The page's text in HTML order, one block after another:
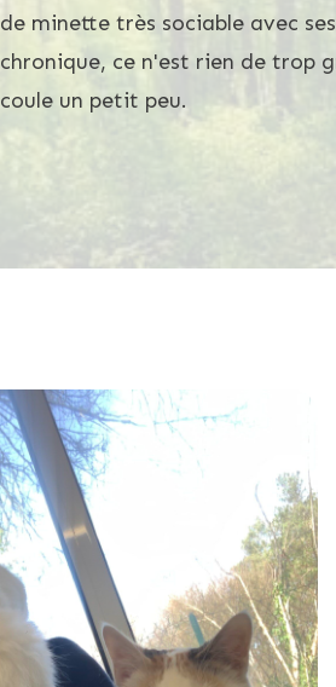
de minette très sociable avec
chronique, ce n'est rien de trop
coule un petit peu.